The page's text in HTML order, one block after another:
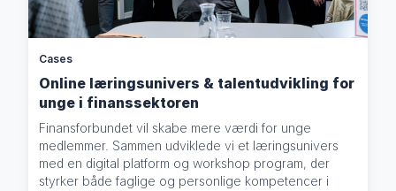
Cases
Online læringsunivers & talentudvikling for
unge i finanssektoren
Finansforbundet vil skabe mere værdi for unge
medlemmer. Sammen udviklede vi et læringsunivers
med en digital platform og workshop program, der
styrker både faglige og personlige kompetencer i